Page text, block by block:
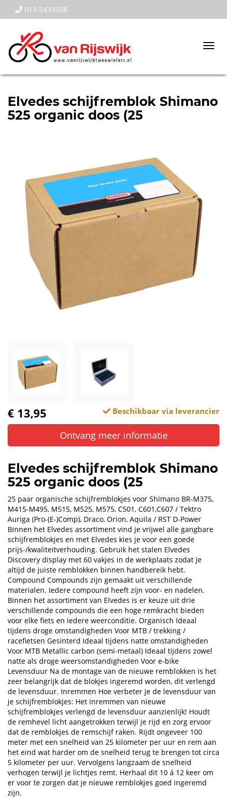
013-5434508
Elvedes schijfremblok Shimano
525 organic doos (25
€ 13,95 Beschikbaar via leverancier
Ontvang meer informatie
Elvedes schijfremblok Shimano
525 organic doos (25
25 paar organische schijfremblokjes voor Shimano BR-M375,
M415-M495, M515, M525, M575, C501, C601,C607 / Tektro
Auriga (Pro-(E-)Comp), Draco, Orion, Aquila / RST D-Power
Binnen het Elvedes assortiment vind je vrijwel alle gangbare
schijfremblokjes en met Elvedes kies je voor een goede
prijs-/kwaliteitverhouding. Gebruik het stalen Elvedes
Discovery display met 60 vakjes in de werkplaats zodat je
altijd de juiste remblokken binnen handbereik hebt.
Compound Compounds zijn gemaakt uit verschillende
materialen. Iedere compound heeft zijn voor- en nadelen.
Binnen het assortiment van Elvedes is er keuze uit drie
verschillende compounds die een hoge remkracht bieden
voor elke fiets en iedere weerconditie. Organisch Ideaal
tijdens droge omstandigheden Voor MTB / trekking /
racefietsen Gesinterd Ideaal tijdens natte omstandigheden
Voor MTB Metallic carbon (semi-metaal) Ideaal tijdens zowel
natte als droge weersomstandigheden Voor e-bike
Levensduur Na de montage van de nieuwe remblokken is het
zeer belangrijk dat de blokjes ingeremd worden, dit verlengd
de levensduur. Inremmen Hoe verbeter je de levensduur van
je schijfremblokjes: Het inremmen van nieuwe
schijfremblokjes verlengd de levensduur aanzienlijk! Houdt
de remhevel licht aangetrokken terwijl je rijd en zorg ervoor
dat de remblokjes de remschijf raken. Rijdt ongeveer 100
meter met een snelheid van 25 kilometer per uur en rem aan
het eind wat harder om de snelheid terug te brengen tot circa
5 kilometer per uur. Vervolgens langzaam de snelheid
verhogen terwijl je lichtjes remt. Herhaal dit 10 á 12 keer om
er voor te zorgen dat je nieuwe remblokjes goed ingeremd
zijn.